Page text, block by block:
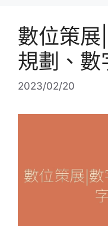
數位策展
規劃、數
2023/02/20